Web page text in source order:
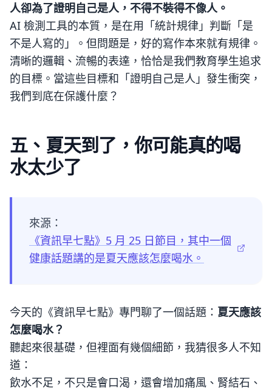
人卻為了證明自己是人，不得不裝得不像人。
AI 檢測工具的本質，是在用「統計規律」判斷「是
不是人寫的」。但問題是，好的寫作本來就有規律。
清晰的邏輯、流暢的表達，恰恰是我們教育學生追求
的目標。當這些目標和「證明自己是人」發生衝突，
我們到底在保護什麼？
五、夏天到了，你可能真的喝
水太少了
來源：
《資訊早七點》5 月 25 日節目，其中一個
健康話題講的是夏天應該怎麼喝水。
今天的《資訊早七點》專門聊了一個話題： 夏天應該
怎麼喝水？
聽起來很基礎，但裡面有幾個細節，我猜很多人不知
道：
飲水不足，不只是會口渴，還會增加痛風、腎結石、